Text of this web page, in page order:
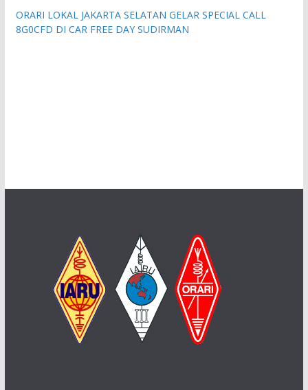
ORARI LOKAL JAKARTA SELATAN GELAR SPECIAL CALL
8G0CFD DI CAR FREE DAY SUDIRMAN